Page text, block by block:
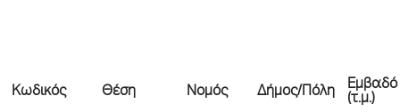
Κωδικός Θέση Νομός Δήμος/Πόλη
Εμβαδό
(τ.μ.)